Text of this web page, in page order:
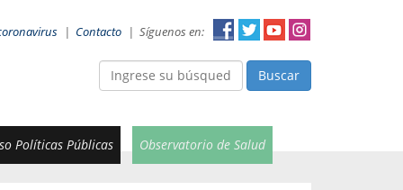
| Contacto | Síguenos en:
Buscar
Políticas Públicas Observatorio de Salud